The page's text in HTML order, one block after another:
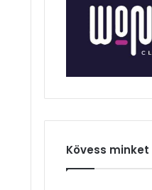
Kövess